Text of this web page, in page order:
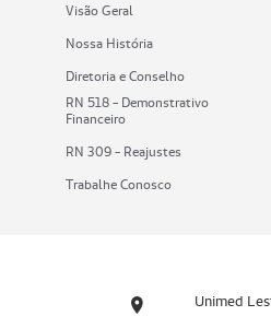
Visão Geral
Nossa História
Diretoria e Conselho
RN 518 - Demonstrativo
Financeiro
RN 309 - Reajustes
Trabalhe Conosco
Unimed